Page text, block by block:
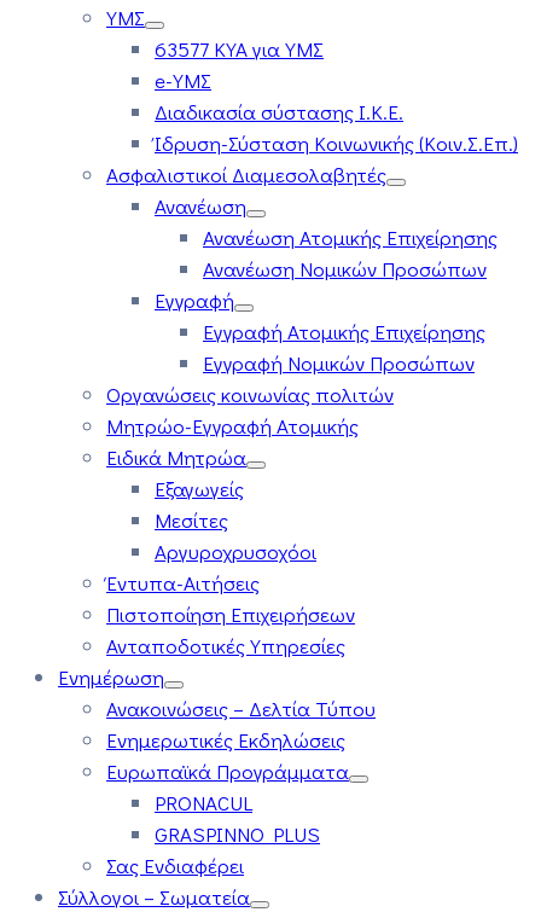
ΥΜΣ
63577 ΚΥΑ για ΥΜΣ
e-ΥΜΣ
Διαδικασία σύστασης Ι.Κ.Ε.
Ίδρυση-Σύσταση Κοινωνικής (Κοιν.Σ.Επ.)
Ασφαλιστικοί Διαμεσολαβητές
Ανανέωση
Ανανέωση Ατομικής Επιχείρησης
Ανανέωση Νομικών Προσώπων
Εγγραφή
Εγγραφή Ατομικής Επιχείρησης
Εγγραφή Νομικών Προσώπων
Οργανώσεις κοινωνίας πολιτών
Μητρώο-Εγγραφή Ατομικής
Ειδικά Μητρώα
Εξαγωγείς
Μεσίτες
Αργυροχρυσοχόοι
Έντυπα-Αιτήσεις
Πιστοποίηση Επιχειρήσεων
Ανταποδοτικές Υπηρεσίες
Ενημέρωση
Ανακοινώσεις – Δελτία Τύπου
Ενημερωτικές Εκδηλώσεις
Ευρωπαϊκά Προγράμματα
PRONACUL
GRASPINNO PLUS
Σας Ενδιαφέρει
Σύλλογοι – Σωματεία